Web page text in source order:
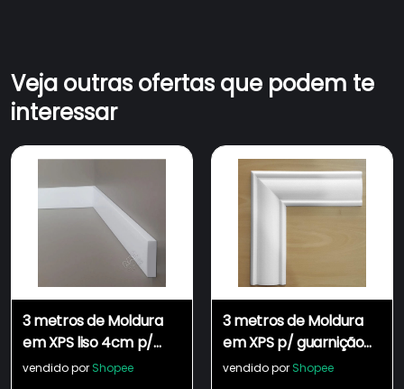
Veja outras ofertas que podem te
interessar
3 metros de Moldura
em XPS liso 4cm p/
guarnição de portas e
vendido por Shopee
3 metros de Moldura
em XPS p/ guarnição
de portas e janelas
vendido por Shopee